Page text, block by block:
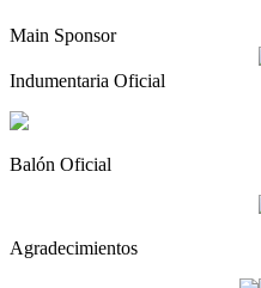
Main Sponsor
Indumentaria Oficial
Balón Oficial
Agradecimientos